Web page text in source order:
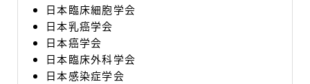
日本臨床細胞学会
日本乳癌学会
日本癌学会
日本臨床外科学会
日本感染症学会